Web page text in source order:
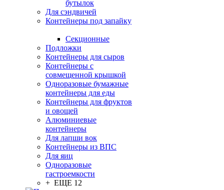
бутылок
Для сэндвичей
Контейнеры под запайку
Секционные
Подложки
Контейнеры для сыров
Контейнеры с
совмещенной крышкой
Одноразовые бумажные
контейнеры для еды
Контейнеры для фруктов
и овощей
Алюминиевые
контейнеры
Для лапши вок
Контейнеры из ВПС
Для яиц
Одноразовые
гастроемкости
+ ЕЩЕ 12